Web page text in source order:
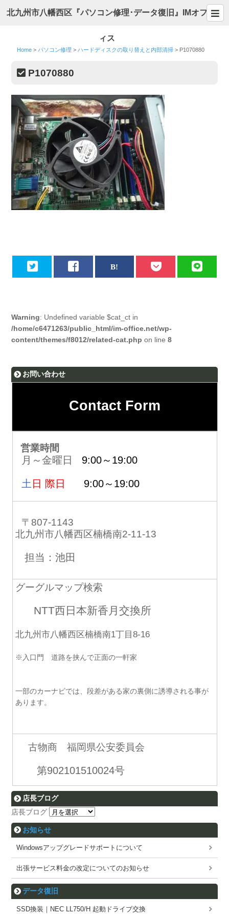
北九州市八幡西区『パソコン修理･データ復旧』IMオフ
ィス
Home > パソコン修理 >ハードディスクの取り替えと内部清掃 > P1070880
P1070880
Warning: Undefined variable $cat_ct in
/home/c6471263/public_html/im-office.net/wp-
content/themes/f8012/related-cat.php on line8
お問い合わせ
Contact Form
営業時間
月～金曜日 9:00～19:00
土 日 際日 9:00～19:00
〒807-1143
北九州市八幡西区楠橋南2-11-13
担当：池田
グーグルマップ検索
NTT西日本新香月交換所
北九州市八幡西区楠橋南1丁目8-16
※入口門 道路を挟んで正面の一軒家
一部のカーナビでは、段差がある家の裏側に誘導される事が
あります。
古物商 福岡県公安委員会
第902101510024号
店長ブログ
店長ブログ
お知らせ
Windowsアップグレードサポートについて
出張サービス料金の改定についてのお知らせ
データ復旧
SSD換装｜NEC LL750/H 起動ドライブ交換